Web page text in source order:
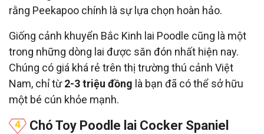
rằng Peekapoo chính là sự lựa chọn hoàn hảo.
Giống cảnh khuyển Bắc Kinh lai Poodle cũng là một
trong những dòng lai được săn đón nhất hiện nay.
Chúng có giá khá rẻ trên thị trường thú cảnh Việt
Nam, chỉ từ2-3 triệu đồng là bạn đã có thể sở hữu
một bé cún khỏe mạnh.
Chó Toy Poodle lai Cocker Spaniel